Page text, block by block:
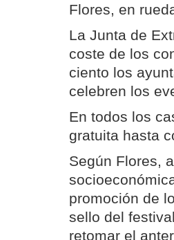
Flores, en
La Junta de
coste de los
ciento los
celebren los
En todos los
gratuita hasta
Según Flores,
promoción de
sello del
retomar el